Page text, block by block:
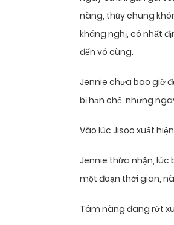
nàng, thủy chung
kháng nghị, cô nhất
đến vô cùng.
Jennie chưa bao giờ
bị hạn chế, nhưng
Vào lúc Jisoo xuất
Jennie thừa nhận, lúc
một đoạn thời gian,
Tâm nàng đang rớt